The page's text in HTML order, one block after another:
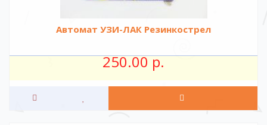
Автомат УЗИ-ЛАК Резинкострел
250.00 р.